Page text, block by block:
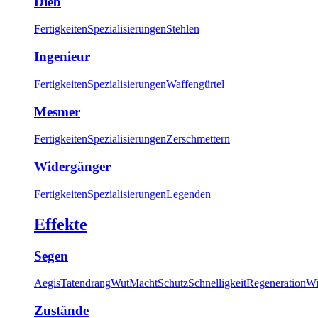
FertigkeitenSpezialisierungenStehlen
Ingenieur
FertigkeitenSpezialisierungenWaffengürtel
Mesmer
FertigkeitenSpezialisierungenZerschmettern
Widergänger
FertigkeitenSpezialisierungenLegenden
Effekte
Segen
AegisTatendrangWutMachtSchutzSchnelligkeitRegeneration
Zustände